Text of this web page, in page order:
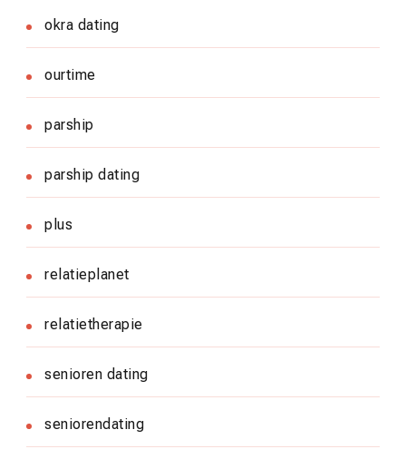
okra dating
ourtime
parship
parship dating
plus
relatieplanet
relatietherapie
senioren dating
seniorendating